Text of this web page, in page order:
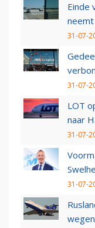
Einde
neemt
31-07-
31-07-
LOT
naar
31-07-
31-07-